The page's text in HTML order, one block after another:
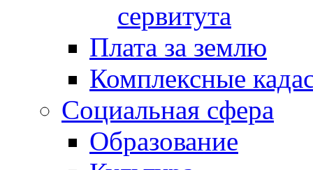
сервитута
Плата за землю
Комплексные
Социальная сфера
Образование